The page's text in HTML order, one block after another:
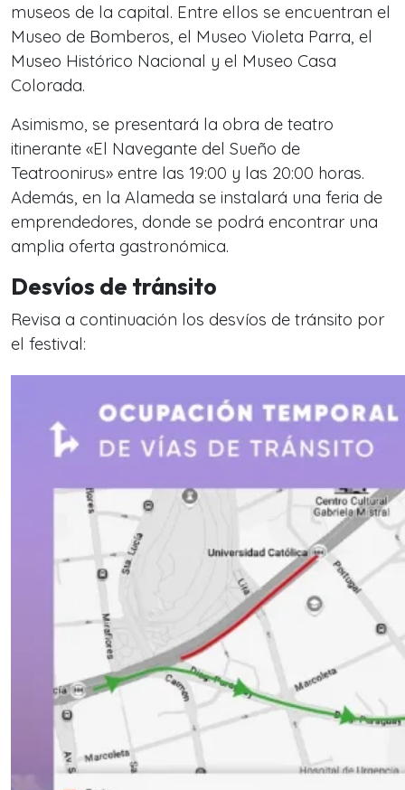
museos de la capital. Entre ellos se encuentran el
Museo de Bomberos, el Museo Violeta Parra, el
Museo Histórico Nacional y el Museo Casa
Colorada.
Asimismo, se presentará la obra de teatro
itinerante «El Navegante del Sueño de
Teatroonirus» entre las 19:00 y las 20:00 horas.
Además, en la Alameda se instalará una feria de
emprendedores, donde se podrá encontrar una
amplia oferta gastronómica.
Desvíos de tránsito
Revisa a continuación los desvíos de tránsito por
el festival: